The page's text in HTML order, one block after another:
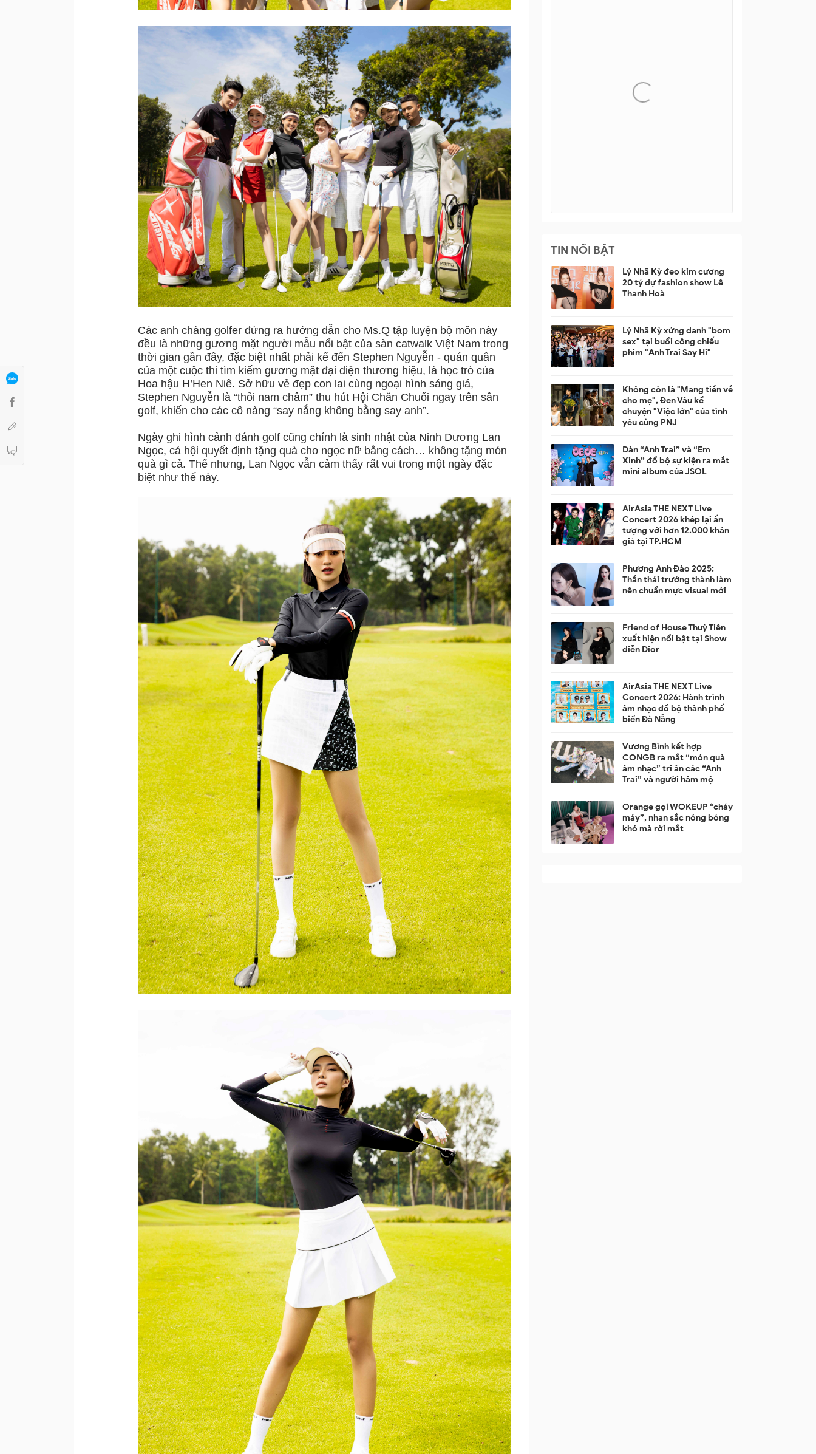
Các anh chàng golfer đứng ra hướng dẫn cho Ms.Q tập luyện bộ môn này
đều là những gương mặt người mẫu nổi bật của sàn catwalk Việt Nam trong
thời gian gần đây, đặc biệt nhất phải kể đến Stephen Nguyễn - quán quân
của một cuộc thi tìm kiếm gương mặt đại diện thương hiệu, là học trò của
Hoa hậu H’Hen Niê. Sở hữu vẻ đẹp con lai cùng ngoại hình sáng giá,
Stephen Nguyễn là “thỏi nam châm” thu hút Hội Chăn Chuối ngay trên sân
golf, khiến cho các cô nàng “say nắng không bằng say anh”.
Ngày ghi hình cảnh đánh golf cũng chính là sinh nhật của Ninh Dương Lan
Ngọc, cả hội quyết định tặng quà cho ngọc nữ bằng cách… không tặng món
quà gì cả. Thế nhưng, Lan Ngọc vẫn cảm thấy rất vui trong một ngày đặc
biệt như thế này.
TIN NỔI BẬT
Lý Nhã Kỳ đeo kim cương
20 tỷ dự fashion show Lê
Thanh Hoà
Lý Nhã Kỳ xứng danh "bom
sex" tại buổi công chiếu
phim "Anh Trai Say Hi"
Không còn là "Mang tiền về
cho mẹ", Đen Vâu kể
chuyện "Việc lớn" của tình
yêu cùng PNJ
Dàn “Anh Trai” và “Em
Xinh” đổ bộ sự kiện ra mắt
mini album của JSOL
AirAsia THE NEXT Live
Concert 2026 khép lại ấn
tượng với hơn 12.000 khán
giả tại TP.HCM
Phương Anh Đào 2025:
Thần thái trưởng thành làm
nên chuẩn mực visual mới
Friend of House Thuỳ Tiên
xuất hiện nổi bật tại Show
diễn Dior
AirAsia THE NEXT Live
Concert 2026: Hành trình
âm nhạc đổ bộ thành phố
biển Đà Nẵng
Vương Bình kết hợp
CONGB ra mắt “món quà
âm nhạc” tri ân các “Anh
Trai” và người hâm mộ
Orange gọi WOKEUP “cháy
máy”, nhan sắc nóng bỏng
khó mà rời mắt